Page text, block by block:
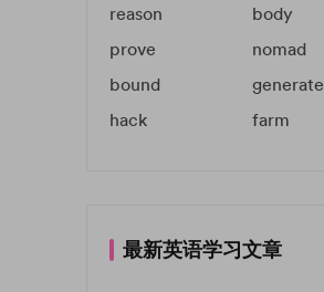
reason
body
prove
nomad
bound
generate
hack
farm
最新英语学习文章